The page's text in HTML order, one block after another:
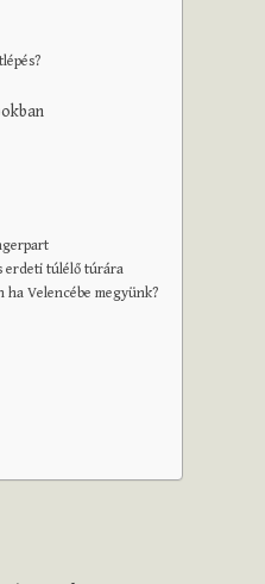
erdeti túlélő túrára
ha Velencébe megyünk?